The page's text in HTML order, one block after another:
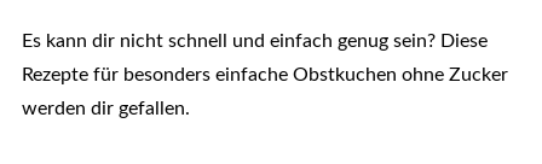
Es kann dir nicht schnell und einfach genug sein? Diese
Rezepte für besonders einfache Obstkuchen ohne Zucker
werden dir gefallen.